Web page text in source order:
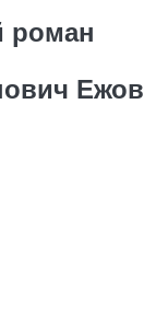
роман
Ежов